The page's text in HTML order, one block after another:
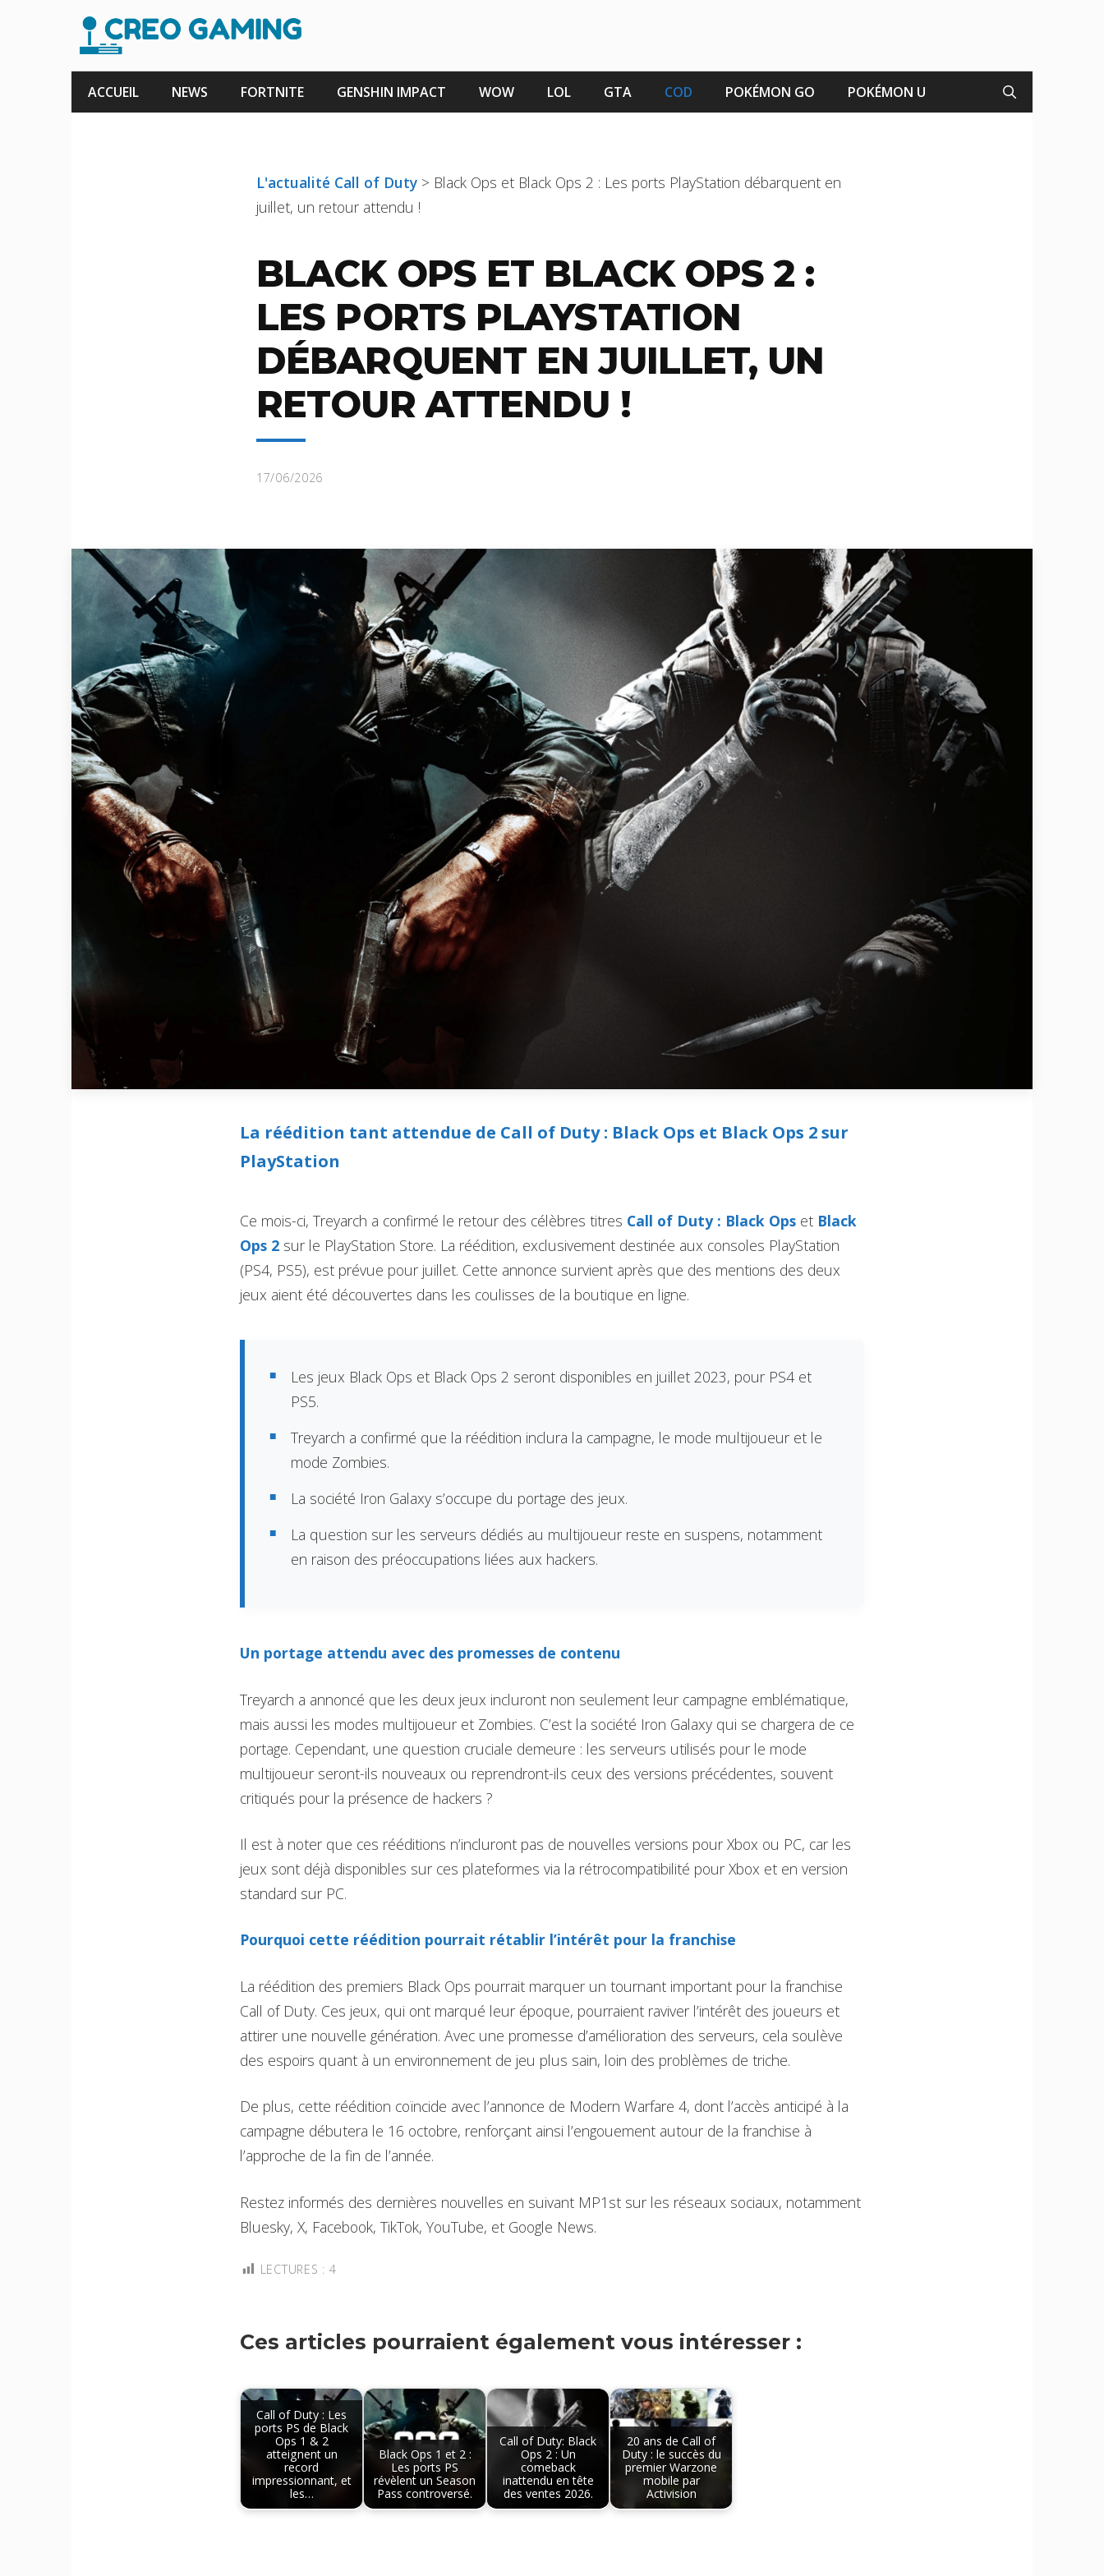
contenu
ACCUEIL NEWS FORTNITE GENSHIN IMPACT WOW LOL GTA COD POKÉMON GO POKÉMON U
L'actualité Call of Duty > Black Ops et Black Ops 2 : Les ports PlayStation débarquent en
juillet, un retour attendu !
BLACK OPS ET BLACK OPS 2 :
LES PORTS PLAYSTATION
DÉBARQUENT EN JUILLET, UN
RETOUR ATTENDU !
17/06/2026
La réédition tant attendue de Call of Duty : Black Ops et Black Ops 2 sur
PlayStation
Ce mois-ci, Treyarch a confirmé le retour des célèbres titres Call of Duty : Black Ops et Black
Ops 2 sur le PlayStation Store. La réédition, exclusivement destinée aux consoles PlayStation
(PS4, PS5), est prévue pour juillet. Cette annonce survient après que des mentions des deux
jeux aient été découvertes dans les coulisses de la boutique en ligne.
Les jeux Black Ops et Black Ops 2 seront disponibles en juillet 2023, pour PS4 et
PS5.
Treyarch a confirmé que la réédition inclura la campagne, le mode multijoueur et le
mode Zombies.
La société Iron Galaxy s’occupe du portage des jeux.
La question sur les serveurs dédiés au multijoueur reste en suspens, notamment
en raison des préoccupations liées aux hackers.
Un portage attendu avec des promesses de contenu
Treyarch a annoncé que les deux jeux incluront non seulement leur campagne emblématique,
mais aussi les modes multijoueur et Zombies. C’est la société Iron Galaxy qui se chargera de ce
portage. Cependant, une question cruciale demeure : les serveurs utilisés pour le mode
multijoueur seront-ils nouveaux ou reprendront-ils ceux des versions précédentes, souvent
critiqués pour la présence de hackers ?
Il est à noter que ces rééditions n’incluront pas de nouvelles versions pour Xbox ou PC, car les
jeux sont déjà disponibles sur ces plateformes via la rétrocompatibilité pour Xbox et en version
standard sur PC.
Pourquoi cette réédition pourrait rétablir l’intérêt pour la franchise
La réédition des premiers Black Ops pourrait marquer un tournant important pour la franchise
Call of Duty. Ces jeux, qui ont marqué leur époque, pourraient raviver l’intérêt des joueurs et
attirer une nouvelle génération. Avec une promesse d’amélioration des serveurs, cela soulève
des espoirs quant à un environnement de jeu plus sain, loin des problèmes de triche.
De plus, cette réédition coïncide avec l’annonce de Modern Warfare 4, dont l’accès anticipé à la
campagne débutera le 16 octobre, renforçant ainsi l’engouement autour de la franchise à
l’approche de la fin de l’année.
Restez informés des dernières nouvelles en suivant MP1st sur les réseaux sociaux, notamment
Bluesky, X, Facebook, TikTok, YouTube, et Google News.
LECTURES : 4
Ces articles pourraient également vous intéresser :
Call of Duty : Les
ports PS de Black
Ops 1 & 2
atteignent un
record
impressionnant, et
les…
Black Ops 1 et 2 :
Les ports PS
révèlent un Season
Pass controversé.
Call of Duty: Black
Ops 2 : Un
comeback
inattendu en tête
des ventes 2026.
20 ans de Call of
Duty : le succès du
premier Warzone
mobile par
Activision